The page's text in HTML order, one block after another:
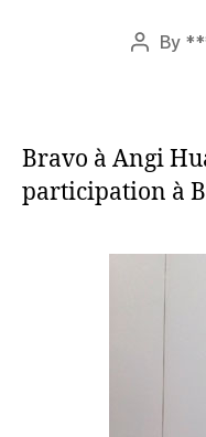
Post
By
Bravo à Angi
participation à